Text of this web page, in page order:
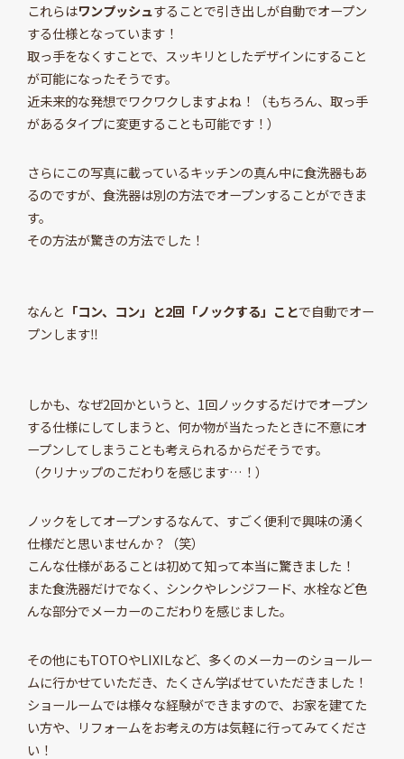
これらはワンプッシュすることで引き出しが自動でオープン
する仕様となっています！
取っ手をなくすことで、スッキリとしたデザインにすること
が可能になったそうです。
近未来的な発想でワクワクしますよね！（もちろん、取っ手
があるタイプに変更することも可能です！）
さらにこの写真に載っているキッチンの真ん中に食洗器もあ
るのですが、食洗器は別の方法でオープンすることができま
す。
その方法が驚きの方法でした！
なんと 「コン、コン」と2回「ノックする」ことで自動でオー
プンします‼
しかも、なぜ2回かというと、1回ノックするだけでオープン
する仕様にしてしまうと、何か物が当たったときに不意にオ
ープンしてしまうことも考えられるからだそうです。
（クリナップのこだわりを感じます…！）
ノックをしてオープンするなんて、すごく便利で興味の湧く
仕様だと思いませんか？（笑）
こんな仕様があることは初めて知って本当に驚きました！
また食洗器だけでなく、シンクやレンジフード、水栓など色
んな部分でメーカーのこだわりを感じました。
その他にもTOTOやLIXILなど、多くのメーカーのショールー
ムに行かせていただき、たくさん学ばせていただきました！
ショールームでは様々な経験ができますので、お家を建てた
い方や、リフォームをお考えの方は気軽に行ってみてくださ
い！